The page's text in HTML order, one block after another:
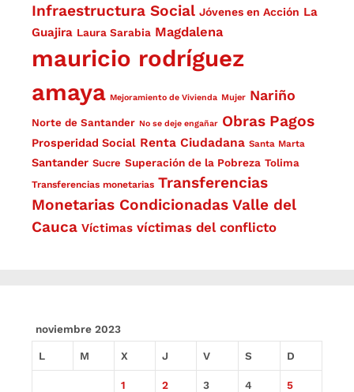
Infraestructura Social Jóvenes en Acción La
Guajira Laura Sarabia Magdalena
mauricio rodríguez
amaya Mejoramiento de Vivienda Mujer Nariño
Norte de Santander No se deje engañar Obras Pagos
Prosperidad Social Renta Ciudadana Santa Marta
Santander Sucre Superación de la Pobreza Tolima
Transferencias monetarias Transferencias
Monetarias Condicionadas Valle del
Cauca Víctimas víctimas del conflicto
noviembre 2023
L M X J V S D
1 2 3 4 5